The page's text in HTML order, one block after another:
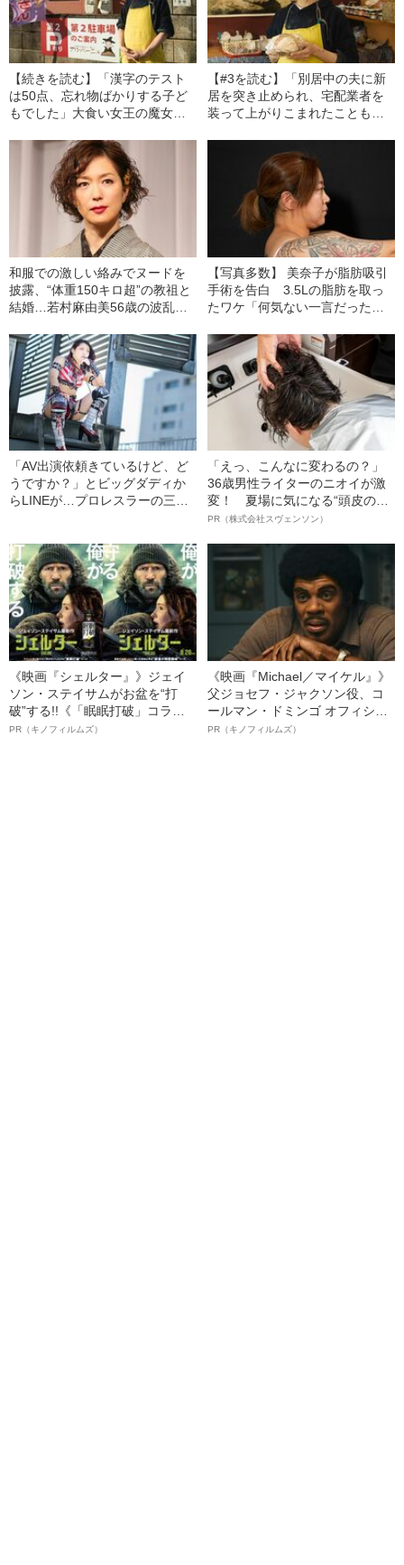
【続きを読む】「漢字のテスト
は50点、忘れ物ばかりする子ど
もでした」大食い女王の魔女菅
きづらさ”といまも抱える“劣等
【#3を読む】「別居中の夫に新
居を突き止められ、宅配業者を
装って上がりこまれたことも」
和服での激しい絡みでヌードを
披露、“体重150キロ超”の教祖と
結婚…若村麻由美56歳の波乱万
【写真多数】 美奈子が脂肪吸引
手術を告白 3.5Lの脂肪を取っ
たワケ「何気ない一言だったん
「AV出演依頼きているけど、ど
うですか？」とビッグダディか
らLINEが…プロレスラーの三女
「えっ、こんなに変わるの？」
36歳男性ライターのニオイが激
変！ 夏場に気になる“頭皮のニ
オイ”や“ベタつき”を解消す
ト”が生み出した徹底ケアとは
PR（株式会社スヴェンソン）
《映画『シェルター』》ジェイ
ソン・ステイサムがお盆を“打
破”する!!《「眠眠打破」コラ
ボ》
PR（キノフィルムズ）
《映画『Michael／マイケル』》
父ジョセフ・ジャクソン役、コ
ールマン・ドミンゴ オフィシャ
ルインタビュー“観客を魅了した
PR（キノフィルムズ）